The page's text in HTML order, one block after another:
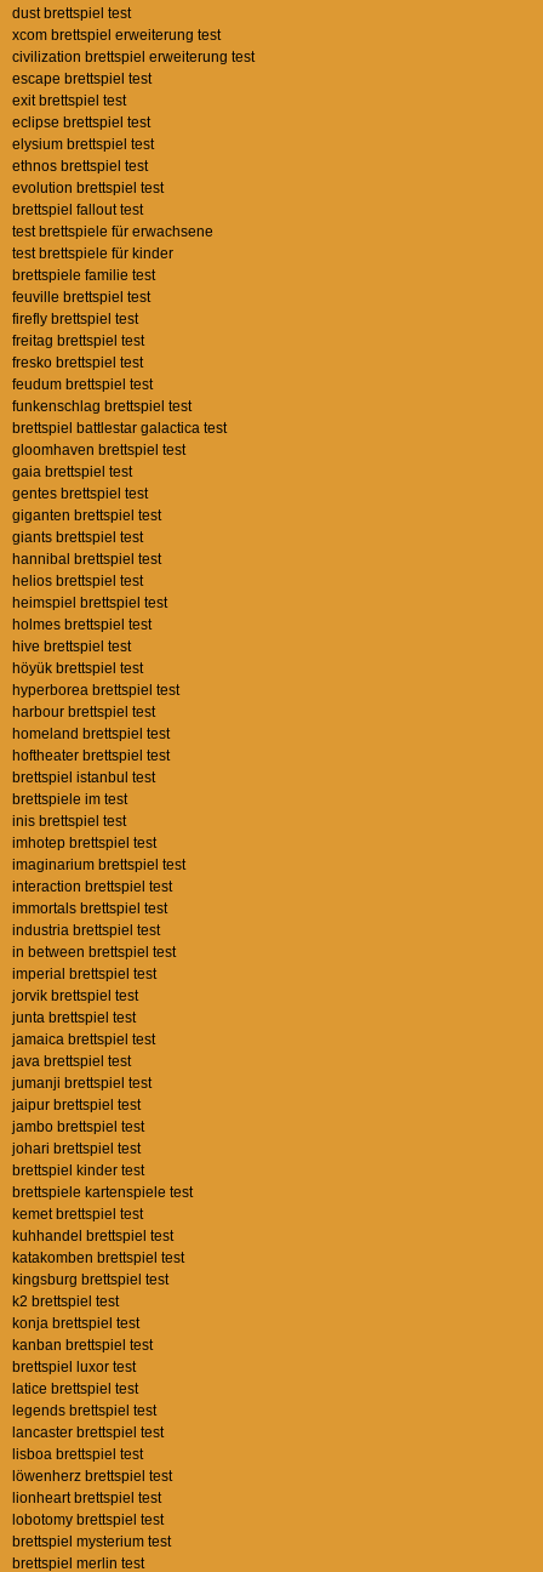
dust brettspiel test
xcom brettspiel erweiterung test
civilization brettspiel erweiterung test
escape brettspiel test
exit brettspiel test
eclipse brettspiel test
elysium brettspiel test
ethnos brettspiel test
evolution brettspiel test
brettspiel fallout test
test brettspiele für erwachsene
test brettspiele für kinder
brettspiele familie test
feuville brettspiel test
firefly brettspiel test
freitag brettspiel test
fresko brettspiel test
feudum brettspiel test
funkenschlag brettspiel test
brettspiel battlestar galactica test
gloomhaven brettspiel test
gaia brettspiel test
gentes brettspiel test
giganten brettspiel test
giants brettspiel test
hannibal brettspiel test
helios brettspiel test
heimspiel brettspiel test
holmes brettspiel test
hive brettspiel test
höyük brettspiel test
hyperborea brettspiel test
harbour brettspiel test
homeland brettspiel test
hoftheater brettspiel test
brettspiel istanbul test
brettspiele im test
inis brettspiel test
imhotep brettspiel test
imaginarium brettspiel test
interaction brettspiel test
immortals brettspiel test
industria brettspiel test
in between brettspiel test
imperial brettspiel test
jorvik brettspiel test
junta brettspiel test
jamaica brettspiel test
java brettspiel test
jumanji brettspiel test
jaipur brettspiel test
jambo brettspiel test
johari brettspiel test
brettspiel kinder test
brettspiele kartenspiele test
kemet brettspiel test
kuhhandel brettspiel test
katakomben brettspiel test
kingsburg brettspiel test
k2 brettspiel test
konja brettspiel test
kanban brettspiel test
brettspiel luxor test
latice brettspiel test
legends brettspiel test
lancaster brettspiel test
lisboa brettspiel test
löwenherz brettspiel test
lionheart brettspiel test
lobotomy brettspiel test
brettspiel mysterium test
brettspiel merlin test